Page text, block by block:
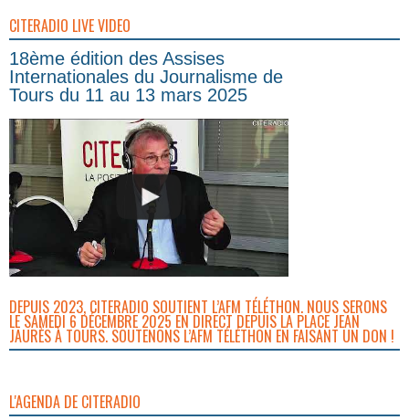
CITERADIO LIVE VIDEO
18ème édition des Assises
Internationales du Journalisme de
Tours du 11 au 13 mars 2025
DEPUIS 2023, CITERADIO SOUTIENT L’AFM TÉLÉTHON. NOUS SERONS
LE SAMEDI 6 DÉCEMBRE 2025 EN DIRECT DEPUIS LA PLACE JEAN
JAURÈS À TOURS. SOUTENONS L’AFM TÉLÉTHON EN FAISANT UN DON !
L'AGENDA DE CITERADIO